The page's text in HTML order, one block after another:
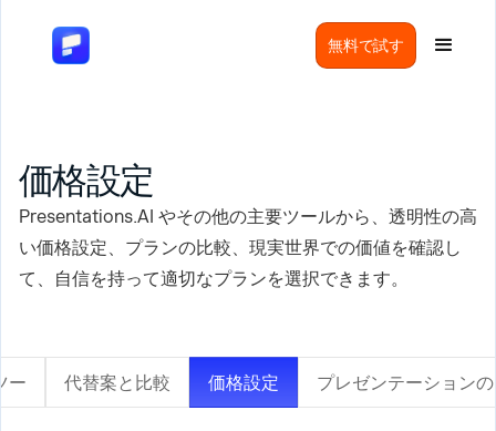
無料で試す
価格設定
Presentations.AI やその他の主要ツールから、透明性の高
い価格設定、プランの比較、現実世界での価値を確認し
て、自信を持って適切なプランを選択できます。
ー 代替案と比較 価格設定 プレゼンテーション